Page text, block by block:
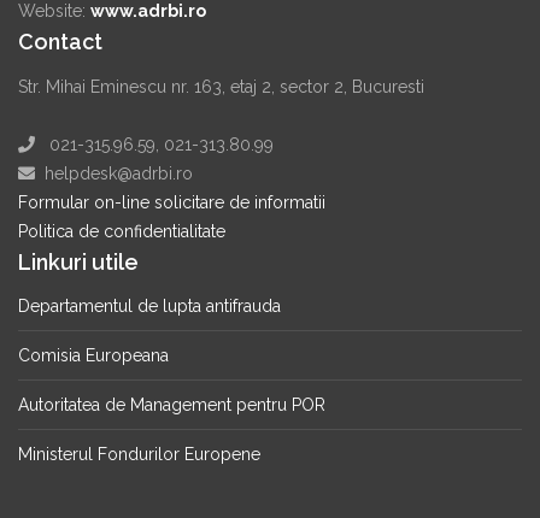
Website: www.adrbi.ro
Contact
Str. Mihai Eminescu nr. 163, etaj 2, sector 2, Bucuresti
021-315.96.59, 021-313.80.99
helpdesk@adrbi.ro
Formular on-line solicitare de informatii
Politica de confidentialitate
Linkuri utile
Departamentul de lupta antifrauda
Comisia Europeana
Autoritatea de Management pentru POR
Ministerul Fondurilor Europene